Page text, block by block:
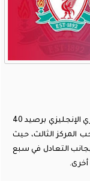
ويحل ليفربول في المركز الرابع بجدول ترتيب الدوري الإنجليزي برصيد 40
المركز الثالث، حيث
التعادل في سبع